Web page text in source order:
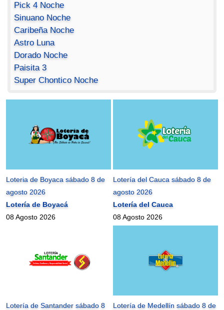
Pick 4 Noche
Sinuano Noche
Caribeña Noche
Astro Luna
Dorado Noche
Paisita 3
Super Chontico Noche
Loteria de Boyaca sábado 8 de
agosto 2026
Lotería de Boyacá
08 Agosto 2026
Lotería del Cauca sábado 8 de
agosto 2026
Lotería del Cauca
08 Agosto 2026
Lotería de Santander sábado 8
Lotería de Medellín sábado 8 de